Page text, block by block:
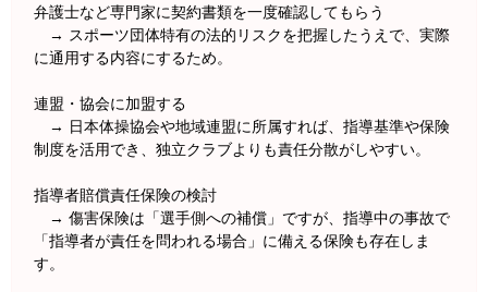
弁護士など専門家に契約書類を一度確認してもらう
→ スポーツ団体特有の法的リスクを把握したうえで、実際
に通用する内容にするため。
連盟・協会に加盟する
→ 日本体操協会や地域連盟に所属すれば、指導基準や保険
制度を活用でき、独立クラブよりも責任分散がしやすい。
指導者賠償責任保険の検討
→ 傷害保険は「選手側への補償」ですが、指導中の事故で
「指導者が責任を問われる場合」に備える保険も存在しま
す。